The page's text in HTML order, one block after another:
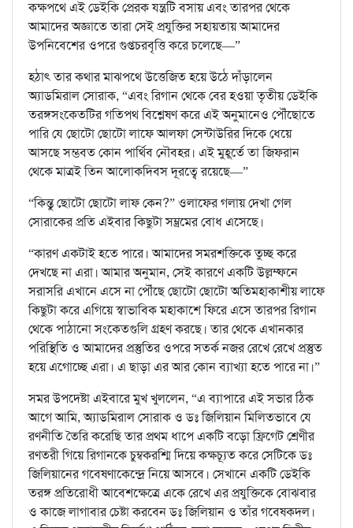
কক্ষপথে এই ডেইকি প্রেরক যন্ত্রটি বসায় এবং তারপর থেকে
আমাদের অজ্ঞাতে তারা সেই প্রযুক্তির সহায়তায় আমাদের
উপনিবেশের ওপরে গুপ্তচরবৃত্তি করে চলেছে—”
হঠাৎ তার কথার মাঝপথে উত্তেজিত হয়ে উঠে দাঁড়ালেন
অ্যাডমিরাল সোরাক, “এবং রিগান থেকে বের হওয়া তৃতীয় ডেইকি
তরঙ্গসংকেতটির গতিপথ বিশ্লেষণ করে এই অনুমানেও পৌঁছোতে
পারি যে ছোটো ছোটো লাফে আলফা সেন্টাউরির দিকে ধেয়ে
আসছে সম্ভবত কোন পার্থিব নৌবহর। এই মুহূর্তে তা জিফরান
থেকে মাত্রই তিন আলোকদিবস দূরত্বে রয়েছে—”
“কিন্তু ছোটো ছোটো লাফ কেন?” ওলাফের গলায় দেখা গেল
সোরাকের প্রতি এইবার কিছুটা সম্ভ্রমের বোধ এসেছে।
“কারণ একটাই হতে পারে। আমাদের সমরশক্তিকে তুচ্ছ করে
দেখছে না এরা। আমার অনুমান, সেই কারণে একটি উল্লম্ফনে
সরাসরি এখানে এসে না পৌঁছে ছোটো ছোটো অতিমহাকাশীয় লাফে
কিছুটা করে এগিয়ে স্বাভাবিক মহাকাশে ফিরে এসে তারপর রিগান
থেকে পাঠানো সংকেতগুলি গ্রহণ করছে। তার থেকে এখানকার
পরিস্থিতি ও আমাদের প্রস্তুতির ওপরে সতর্ক নজর রেখে রেখে প্রস্তুত
হয়ে এগোচ্ছে এরা। এ ছাড়া এর আর কোন ব্যাখ্যা হতে পারে না।”
সমর উপদেষ্টা এইবারে মুখ খুললেন, “এ ব্যাপারে এই সভার ঠিক
আগে আমি, অ্যাডমিরাল সোরাক ও ডঃ জিলিয়ান মিলিতভাবে যে
রণনীতি তৈরি করেছি তার প্রথম ধাপে একটি বড়ো ফ্রিগেট শ্রেণীর
রণতরী গিয়ে রিগানকে চুম্বকরশ্মি দিয়ে কক্ষচ্যূত করে সেটিকে ডঃ
জিলিয়ানের গবেষণাকেন্দ্রে নিয়ে আসবে। সেখানে একটি ডেইকি
তরঙ্গ প্রতিরোধী আবেশক্ষেত্রে একে রেখে এর প্রযুক্তিকে বোঝবার
ও কাজে লাগাবার চেষ্টা করবেন ডঃ জিলিয়ান ও তাঁর গবেষকদল।